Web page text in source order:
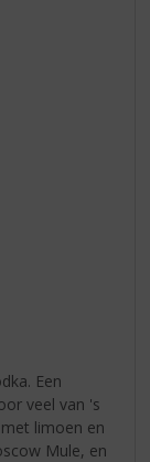
Een
veel van 's
limoen en
Mule, en